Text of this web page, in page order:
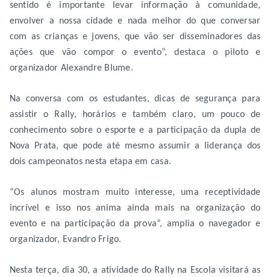
sentido é importante levar informação à comunidade,
envolver a nossa cidade e nada melhor do que conversar
com as crianças e jovens, que vão ser disseminadores das
ações que vão compor o evento”, destaca o piloto e
organizador Alexandre Blume.
Na conversa com os estudantes, dicas de segurança para
assistir o Rally, horários e também claro, um pouco de
conhecimento sobre o esporte e a participação da dupla de
Nova Prata, que pode até mesmo assumir a liderança dos
dois campeonatos nesta etapa em casa.
“Os alunos mostram muito interesse, uma receptividade
incrível e isso nos anima ainda mais na organização do
evento e na participação da prova”, amplia o navegador e
organizador, Evandro Frigo.
Nesta terça, dia 30, a atividade do Rally na Escola visitará as